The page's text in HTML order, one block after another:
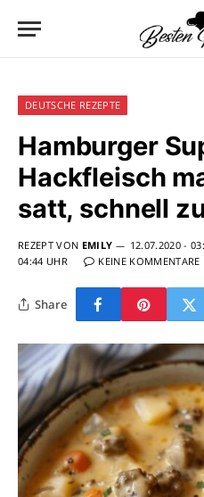
DEUTSCHE REZEPTE
Hamburger
Hackfleisch
satt, schnell
REZEPT VON EMILY 12.07.2020 -
04:44 UHR
KEINE KOMMENTARE
Share